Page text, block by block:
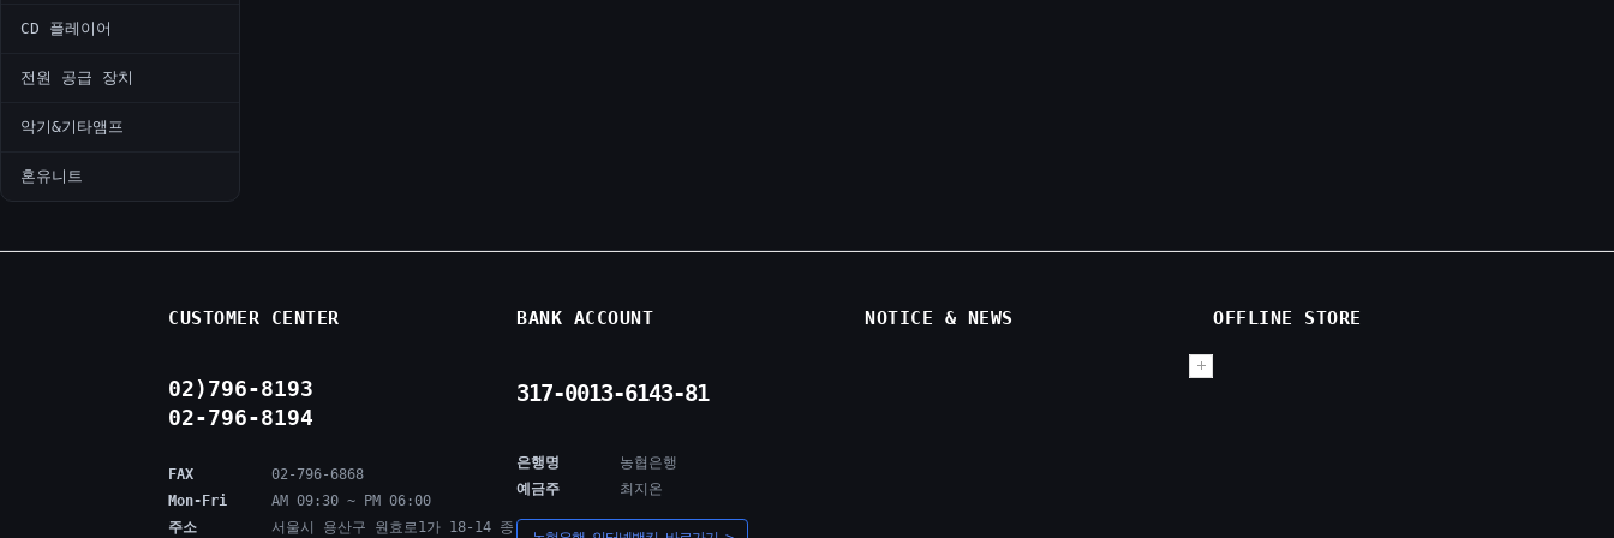
CD 플레이어
전원 공급 장치
악기&기타앰프
혼유니트
CUSTOMER CENTER
02)796-8193
02-796-8194
FAX
02-796-6868
Mon-Fri
AM 09:30 ~ PM 06:00
주소
서울시 용산구 원효로1가 18-14 종
BANK ACCOUNT
317-0013-6143-81
은행명
농협은행
예금주
최지온
NOTICE & NEWS OFFLINE STORE